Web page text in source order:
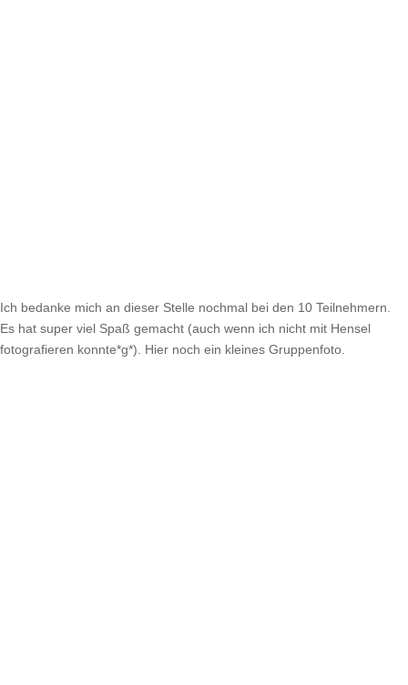
Ich bedanke mich an dieser Stelle nochmal bei den 10 Teilnehmern.
Es hat super viel Spaß gemacht (auch wenn ich nicht mit Hensel
fotografieren konnte*g*). Hier noch ein kleines Gruppenfoto.